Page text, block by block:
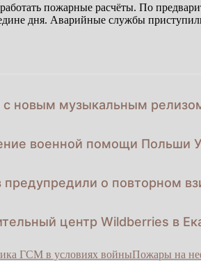
пожарные расчёты. По
дня. Аварийные службы
с новым музыкальным
военной помощи Польши
предупредили о повторном
центр Wildberries в
ГСМ в условиях войныПожары на